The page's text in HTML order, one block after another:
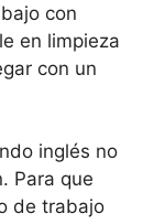
con
en limpieza
con un
inglés no
Para que
de trabajo